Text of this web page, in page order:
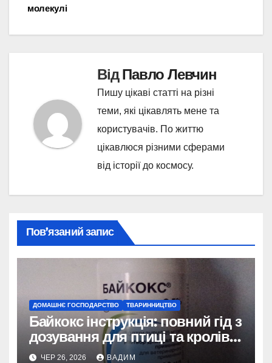
молекулі
ВідПавло Левчин
Пишу цікаві статті на різні
теми, які цікавлять мене та
користувачів. По життю
цікавлюся різними сферами
від історії до космосу.
Пов’язаний запис
ДОМАШНЄ ГОСПОДАРСТВО ТВАРИННИЦТВО
Байкокс інструкція: повний гід з
дозування для птиці та кролів у
2026 році
ЧЕР 26, 2026 ВАДИМ